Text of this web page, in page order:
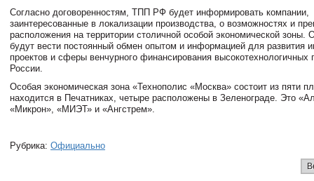
Согласно договоренностям, ТПП РФ будет информировать компании,
заинтересованные в локализации производства, о возможностях и
расположения на территории столичной особой экономической зоны.
будут вести постоянный обмен опытом и информацией для развития
проектов и сферы венчурного финансирования высокотехнологичных
России.
Особая экономическая зона «Технополис «Москва» состоит из пяти
находится в Печатниках, четыре расположены в Зеленограде. Это
«Микрон», «МИЭТ» и «Ангстрем».
Рубрика: Официально